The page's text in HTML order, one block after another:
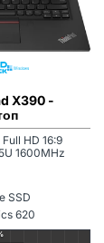
X390 -
HD 16:9
1600MHz
SSD
620